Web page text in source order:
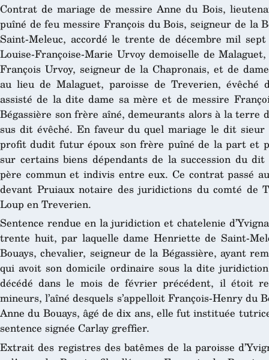
Contrat de mariage de messire Anne du Bois,
puîné de feu messire François du Bois, seigneur de la
Saint-Meleuc, accordé le trente de décembre mil
Louise-Françoise-Marie Urvoy demoiselle de
François Urvoy, seigneur de la Chapronais, et de
au lieu de Malaguet, paroisse de Treverien,
assisté de la dite dame sa mère et de messire
Bégassière son frère aîné, demeurants alors à la terre
sus dit évêché. En faveur du quel mariage le dit sieur
profit dudit futur époux son frère puîné de la part et
sur certains biens dépendants de la succession du
père commun et indivis entre eux. Ce contrat passé
devant Pruiaux notaire des juridictions du comté de
Loup en Treverien.
Sentence rendue en la juridiction et chatelenie
trente huit, par laquelle dame Henriette de Saint-
Bouays, chevalier, seigneur de la Bégassière, ayant
qui avoit son domicile ordinaire sous la dite
décédé dans le mois de février précédent, il étoit
mineurs, l’aîné desquels s’appelloit François-Henry du
Anne du Bouays, âgé de dix ans, elle fut instituée
sentence signée Carlay greffier.
Extrait des registres des batêmes de la paroisse